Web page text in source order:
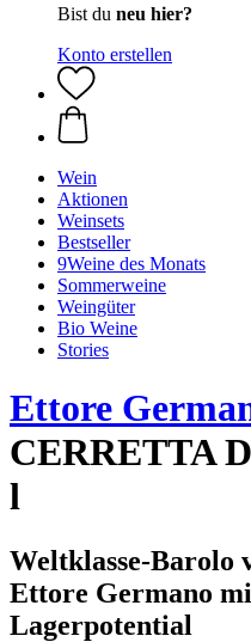
Bist du neu hier?
Konto erstellen
Wein
Aktionen
Weinsets
Bestseller
9Weine des Monats
Sommerweine
Weingüter
Bio Weine
Stories
Ettore
CERRETTA
l
Weltklasse-Barolo
Ettore Germano
Lagerpotential